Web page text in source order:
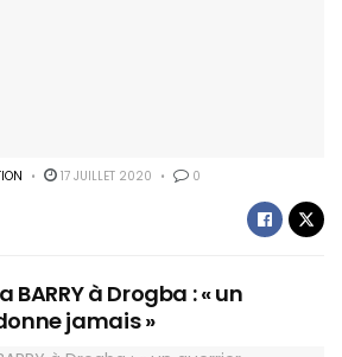
17 JUILLET 2020 0
BARRY à Drogba : « un
jamais »